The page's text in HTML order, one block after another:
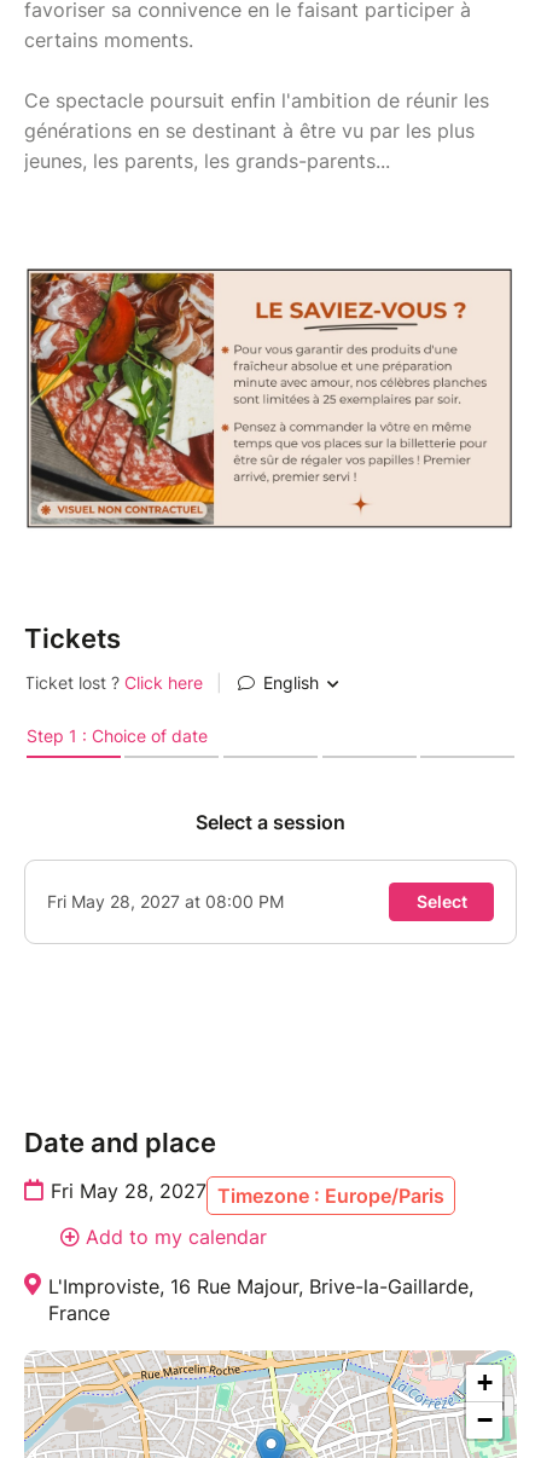
favoriser sa connivence en le faisant participer à
certains moments.
Ce spectacle poursuit enfin l'ambition de réunir les
générations en se destinant à être vu par les plus
jeunes, les parents, les grands-parents...
Tickets
Date and place
Fri May 28, 2027 Timezone : Europe/Paris
Add to my calendar
L'Improviste, 16 Rue Majour, Brive-la-Gaillarde,
France
+
−